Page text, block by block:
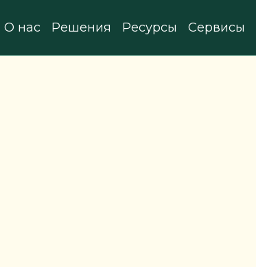
О нас Решения Ресурсы Сервисы